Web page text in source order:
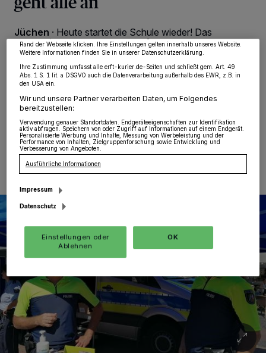
Jüchen · Heute startet die Schule wieder! Das
bedeutet: Ab sofort sind wieder viele Schüler zu Fuß
oder mit dem Rad unterwegs. Autofahrer müssen dann
besonders auf die teils unerfahrenen jungen
Verkehrsteilnehmer achten und auch damit rechnen,
18.08.2021 , 08:42 Uhr Eine Minute Lesezeit
Partner verarbeiten Daten, um Ihnen Dienste bereitzustellen“ aufgeführten
Zwecke. Wenn Tracker deaktiviert sind, sind manche Inhalte und Anzeigen
wieder aufrufen, um Ihre Einstellungen zu ändern oder Ihre Einwilligung zu
widerrufen, indem Sie auf den Link Einstellungen oder Ablehnen am unteren
Rand der Webseite klicken. Ihre Einstellungen gelten innerhalb unseres Website.
Weitere Informationen finden Sie in unserer Datenschutzerklärung.
Ihre Zustimmung umfasst alle erft-kurier.de-Seiten und schließt gem. Art. 49
Abs. 1 S. 1 lit. a DSGVO auch die Datenverarbeitung außerhalb des EWR, z.B. in
den USA ein.
Wir und unsere Partner verarbeiten Daten, um Folgendes
bereitzustellen:
Verwendung genauer Standortdaten. Endgeräteeigenschaften zur Identifikation
aktiv abfragen. Speichern von oder Zugriff auf Informationen auf einem Endgerät.
Personalisierte Werbung und Inhalte, Messung von Werbeleistung und der
Performance von Inhalten, Zielgruppenforschung sowie Entwicklung und
Verbesserung von Angeboten.
Ausführliche Informationen
Impressum
Datenschutz
Einstellungen oder
Ablehnen
OK